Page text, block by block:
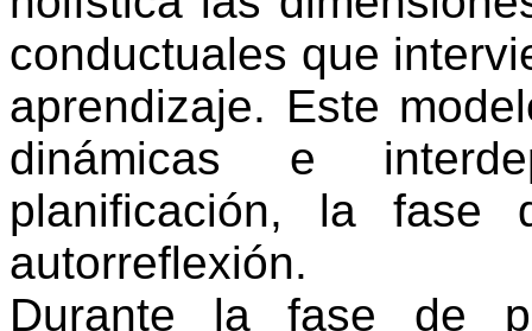
conductuales que
aprendizaje. Este
dinámicas e
planificación, la
autorreflexión.
Durante la fase de